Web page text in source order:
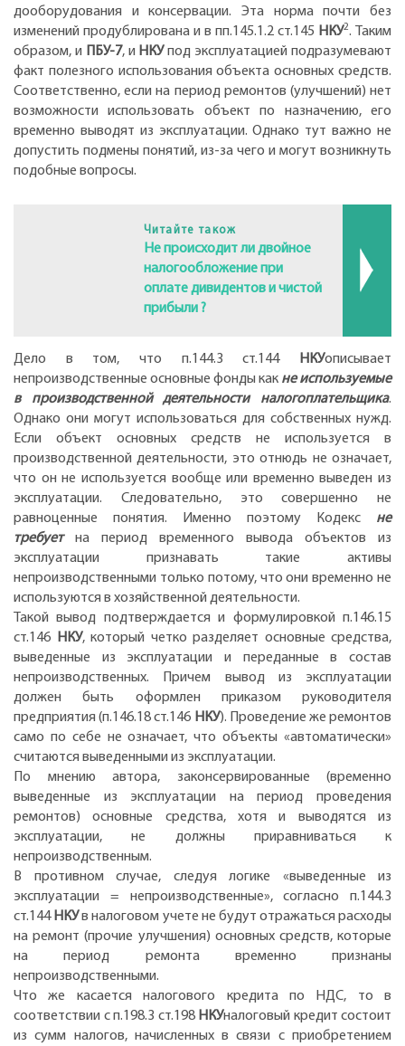
дооборудования и консервации. Эта норма почти без
изменений продублирована и в пп.145.1.2 ст.145 НКУ2. Таким
образом, и ПБУ-7, и НКУпод эксплуатацией подразумевают
факт полезного использования объекта основных средств.
Соответственно, если на период ремонтов (улучшений) нет
возможности использовать объект по назначению, его
временно выводят из эксплуатации. Однако тут важно не
допустить подмены понятий, из-за чего и могут возникнуть
подобные вопросы.
Читайте також
Не происходит ли двойное
налогообложение при
оплате дивидентов и чистой
прибыли ?
Дело в том, что п.144.3 ст.144 НКУописывает
непроизводственные основные фонды как не используемые
в производственной деятельности налогоплательщика.
Однако они могут использоваться для собственных нужд.
Если объект основных средств не используется в
производственной деятельности, это отнюдь не означает,
что он не используется вообще или временно выведен из
эксплуатации. Следовательно, это совершенно не
равноценные понятия. Именно поэтому Кодекс не
требуетна период временного вывода объектов из
эксплуатации признавать такие активы
непроизводственными только потому, что они временно не
используются в хозяйственной деятельности.
Такой вывод подтверждается и формулировкой п.146.15
ст.146
НКУ, который четко разделяет основные средства,
выведенные из эксплуатации и переданные в состав
непроизводственных. Причем вывод из эксплуатации
должен быть оформлен приказом руководителя
предприятия (п.146.18 ст.146 НКУ). Проведение же ремонтов
само по себе не означает, что объекты «автоматически»
считаются выведенными из эксплуатации.
По мнению автора, законсервированные (временно
выведенные из эксплуатации на период проведения
ремонтов) основные средства, хотя и выводятся из
эксплуатации, не должны приравниваться к
непроизводственным.
В противном случае, следуя логике «выведенные из
эксплуатации = непроизводственные», согласно п.144.3
ст.144 НКУв налоговом учете не будут отражаться расходы
на ремонт (прочие улучшения) основных средств, которые
на период ремонта временно признаны
непроизводственными.
Что же касается налогового кредита по НДС, то в
соответствии с п.198.3 ст.198 НКУналоговый кредит состоит
из сумм налогов, начисленных в связи с приобретением